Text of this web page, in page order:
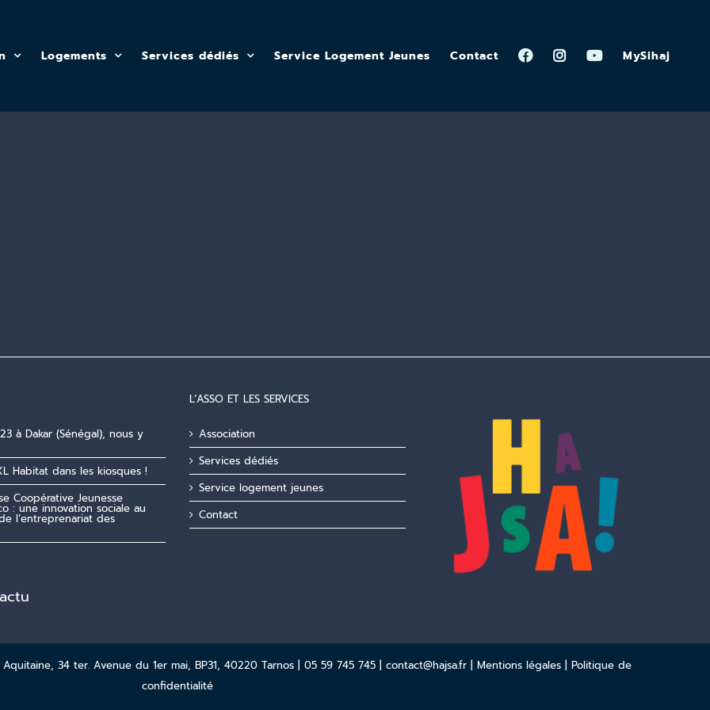
Logements Services dédiés Service Logement Jeunes Contact MySihaj
à Dakar (Sénégal), nous y
Habitat dans les kiosques !
Coopérative Jeunesse
: une innovation sociale au
l’entreprenariat des
L’ASSO ET LES SERVICES
Association
Services dédiés
Service logement jeunes
Contact
34 ter. Avenue du 1er mai, BP31, 40220 Tarnos | 05 59 745 745 | contact@hajsa.fr | Mentions légales | Politique de
confidentialité